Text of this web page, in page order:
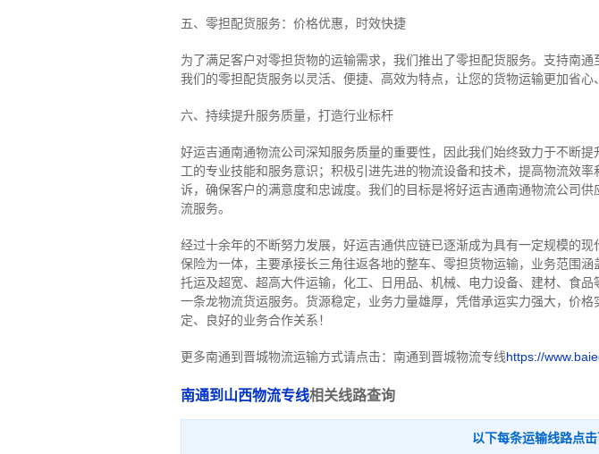
五、零担配货服务：价格优惠，时效快捷
为了满足客户对零担货物的运输需求，我们推出了零担配货服务。支持南
我们的零担配货服务以灵活、便捷、高效为特点，让您的货物运输更加省心
六、持续提升服务质量，打造行业标杆
好运吉通南通物流公司深知服务质量的重要性，因此我们始终致力于不断
工的专业技能和服务意识；积极引进先进的物流设备和技术，提高物流效
诉，确保客户的满意度和忠诚度。我们的目标是将好运吉通南通物流公司
流服务。
经过十余年的不断努力发展，好运吉通供应链已逐渐成为具有一定规模的
保险为一体，主要承接长三角往返各地的整车、零担货物运输，业务范围
托运及超宽、超高大件运输，化工、日用品、机械、电力设备、建材、食
一条龙物流货运服务。货源稳定，业务力量雄厚，凭借承运实力强大，价
定、良好的业务合作关系！
更多南通到晋城物流运输方式请点击：南通到晋城物流专线https://
南通到山西物流专线相关线路查询
以下每条运输线路点